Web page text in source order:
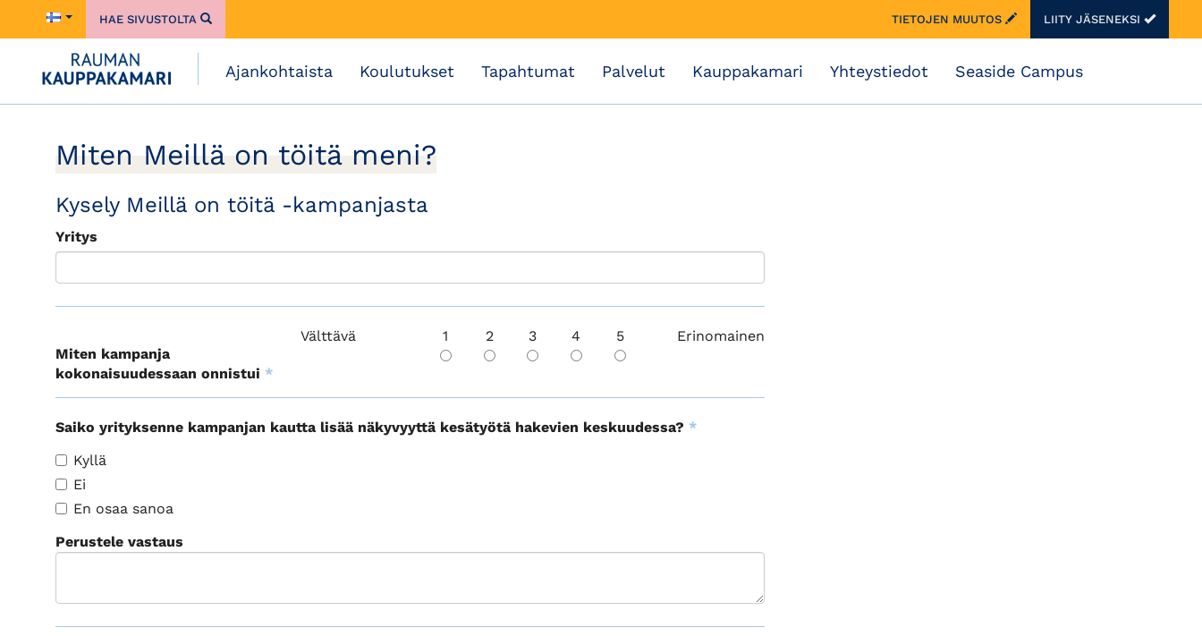
HAE SIVUSTOLTA TIETOJEN MUUTOS LIITY JÄSENEKSI
Ajankohtaista Koulutukset Tapahtumat Palvelut Kauppakamari Yhteystiedot Seaside Campus
Miten Meillä on töitä meni?
Kysely Meillä on töitä -kampanjasta
Yritys
Miten kampanja
kokonaisuudessaan onnistui *
Välttävä 1 2 3 4 5 Erinomainen
Saiko yrityksenne kampanjan kautta lisää näkyvyyttä kesätyötä hakevien keskuudessa? *
Kyllä
Ei
En osaa sanoa
Perustele vastaus